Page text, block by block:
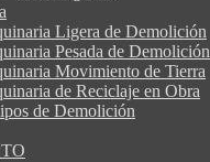
Ligera de Demolición
Pesada de Demolición
Movimiento de Tierra
de Reciclaje en Obra
de Demolición